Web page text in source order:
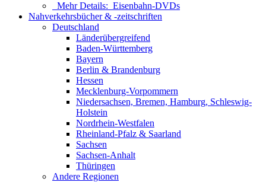
Mehr Details: Eisenbahn-DVDs
Nahverkehrsbücher & -zeitschriften
Deutschland
Länderübergreifend
Baden-Württemberg
Bayern
Berlin & Brandenburg
Hessen
Mecklenburg-Vorpommern
Niedersachsen, Bremen, Hamburg, Schleswig-
Holstein
Nordrhein-Westfalen
Rheinland-Pfalz & Saarland
Sachsen
Sachsen-Anhalt
Thüringen
Andere Regionen